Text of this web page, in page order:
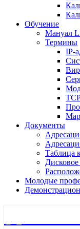
Обучение
Мануал
Термины
IP-
Документы
Таблица
Молодые